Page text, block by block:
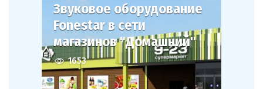
Звуковое оборудование
Fonestar в сети
магазинов "Домашний"
1653